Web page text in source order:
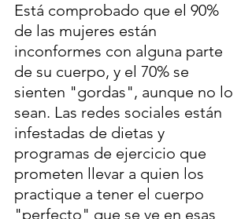
Está comprobado que el 90%
de las mujeres están
inconformes con alguna parte
de su cuerpo, y el 70% se
sienten "gordas", aunque no lo
sean. Las redes sociales están
infestadas de dietas y
programas de ejercicio que
prometen llevar a quien los
practique a tener el cuerpo
"perfecto" que se ve en esas